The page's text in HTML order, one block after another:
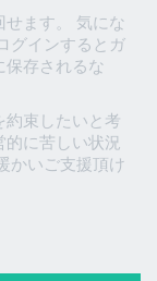
せます。 気にな
グインするとガ
保存されるな
約束したいと考
に苦しい状況
かいご支援頂け